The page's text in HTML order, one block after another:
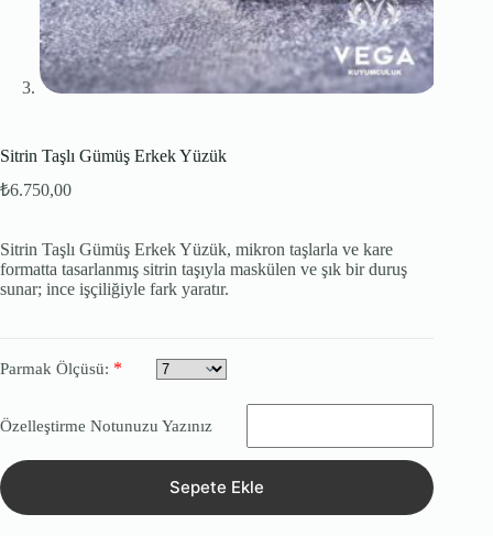
Sitrin Taşlı Gümüş Erkek Yüzük
₺6.750,00
Sitrin Taşlı Gümüş Erkek Yüzük, mikron taşlarla ve kare
formatta tasarlanmış sitrin taşıyla maskülen ve şık bir duruş
sunar; ince işçiliğiyle fark yaratır.
Parmak Ölçüsü: *
Özelleştirme Notunuzu Yazınız
Sepete Ekle